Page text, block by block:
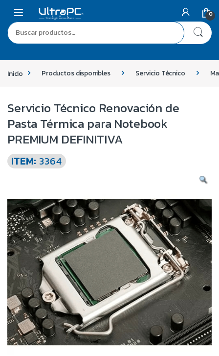
0
Inicio Productos disponibles Servicio Técnico
Servicio Técnico Renovación de
Pasta Térmica para Notebook
PREMIUM DEFINITIVA
ITEM: 3364